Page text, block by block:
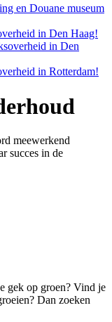
en Douane museum
in Den Haag!
in Den
in Rotterdam!
meewerkend
succes in de
gek op groen? Vind je
Dan zoeken